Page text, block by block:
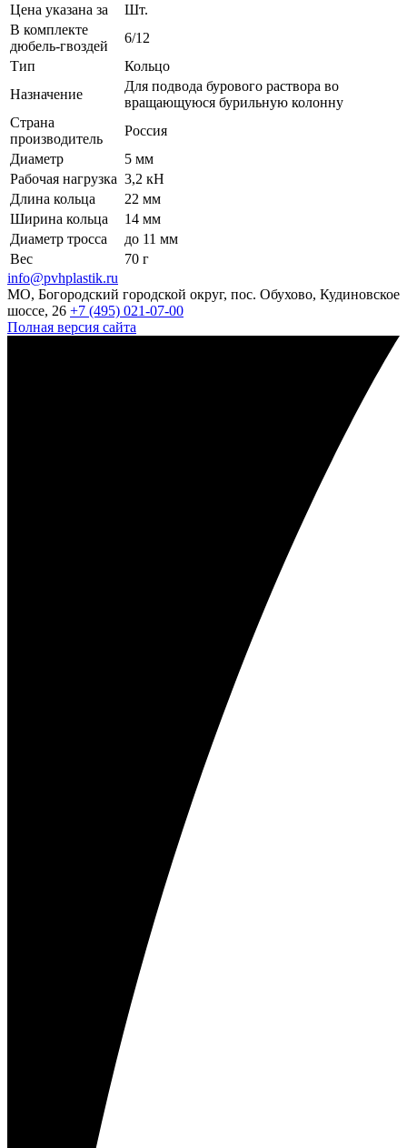
Цена указана за
Шт.
В комплекте
дюбель-гвоздей
6/12
Тип
Кольцо
Назначение
Для подвода бурового раствора во
вращающуюся бурильную колонну
Страна
производитель
Россия
Диаметр
5 мм
Рабочая нагрузка 3,2 кН
Длина кольца
22 мм
Ширина кольца
14 мм
Диаметр тросса
до 11 мм
Вес
70 г
info@pvhplastik.ru
МО, Богородский городской округ, пос. Обухово, Кудиновское
шоссе, 26 +7 (495) 021-07-00
Полная версия сайта